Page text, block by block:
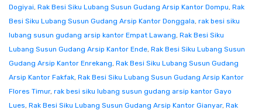
Dogiyai, Rak Besi Siku Lubang Susun Gudang Arsip Kantor Dompu, Rak
Besi Siku Lubang Susun Gudang Arsip Kantor Donggala, rak besi siku
lubang susun gudang arsip kantor Empat Lawang, Rak Besi Siku
Lubang Susun Gudang Arsip Kantor Ende, Rak Besi Siku Lubang Susun
Gudang Arsip Kantor Enrekang, Rak Besi Siku Lubang Susun Gudang
Arsip Kantor Fakfak, Rak Besi Siku Lubang Susun Gudang Arsip Kantor
Flores Timur, rak besi siku lubang susun gudang arsip kantor Gayo
Lues, Rak Besi Siku Lubang Susun Gudang Arsip Kantor Gianyar, Rak